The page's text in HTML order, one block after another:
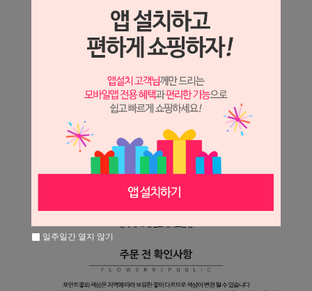
일주일간 열지 않기